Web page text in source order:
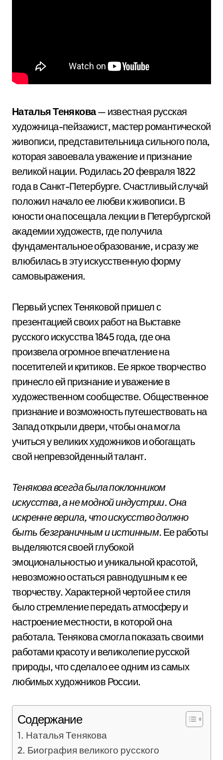
Наталья Тенякова— известная русская
художница-пейзажист, мастер романтической
живописи, представительница сильного пола,
которая завоевала уважение и признание
великой нации. Родилась 20 февраля 1822
года в Санкт-Петербурге. Счастливый случай
положил начало ее любви к живописи. В
юности она посещала лекции в Петербургской
академии художеств, где получила
фундаментальное образование, и сразу же
влюбилась в эту искусственную форму
самовыражения.
Первый успех Теняковой пришел с
презентацией своих работ на Выставке
русского искусства 1845 года, где она
произвела огромное впечатление на
посетителей и критиков. Ее яркое творчество
принесло ей признание и уважение в
художественном сообществе. Общественное
признание и возможность путешествовать на
Запад открыли двери, чтобы она могла
учиться у великих художников и обогащать
свой непревзойденный талант.
Тенякова всегда была поклонником
искусства, а не модной индустрии. Она
искренне верила, что искусство должно
быть безграничным и истинным. Ее работы
выделяются своей глубокой
эмоциональностью и уникальной красотой,
невозможно остаться равнодушным к ее
творчеству. Характерной чертой ее стиля
было стремление передать атмосферу и
настроение местности, в которой она
работала. Тенякова смогла показать своими
работами красоту и великолепие русской
природы, что сделало ее одним из самых
любимых художников России.
Содержание
Наталья Тенякова
Биография великого русского